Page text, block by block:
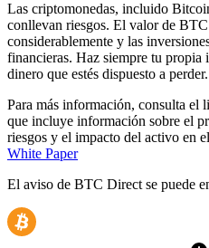
Las criptomonedas, incluido
conllevan riesgos. El valor de
considerablemente y las
financieras. Haz siempre tu propia
dinero que estés dispuesto a perder.
Para más información, consulta el
que incluye información sobre el
riesgos y el impacto del activo en
White Paper
El aviso de BTC Direct se puede